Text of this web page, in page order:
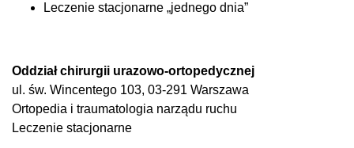
Leczenie stacjonarne „jednego dnia”
Oddział chirurgii urazowo-ortopedycznej
ul. św. Wincentego 103, 03-291 Warszawa
Ortopedia i traumatologia narządu ruchu
Leczenie stacjonarne